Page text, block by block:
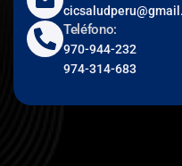
Teléfono:
970-944-232
974-314-683